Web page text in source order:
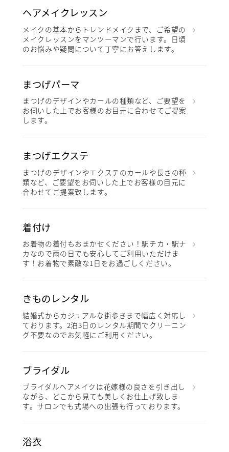
ヘアメイクレッスン
メイクの基本からトレンドメイクまで、ご希望の
メイクレッスンをマンツーマンで行います。日頃
のお悩みや疑問について丁寧にお答えします。
まつげパーマ
まつげのデザインやカールの種類など、ご要望を
お伺いした上でお客様のお目元に合わせてご提案
します。
まつげエクステ
まつげのデザインやエクステのカールや長さの種
類など、ご要望をお伺いした上でお客様の目元に
合わせてご提案致します。
着付け
お着物の着付もおまかせください！駅チカ・駅ナ
カなので雨の日でも安心してご利用いただけま
す！お着物で素敵な1日をお過ごしください。
きものレンタル
結婚式からカジュアルな街歩きまで幅広く対応し
ております。2泊3日のレンタル期間でクリーニン
グ不要なのでお気軽にご利用ください。
ブライダル
ブライダルヘアメイクは花嫁様の良さを引き出し
ながら、どこから見ても美しくお仕上げ致しま
す。サロンでも式場への出張も行っております。
浴衣